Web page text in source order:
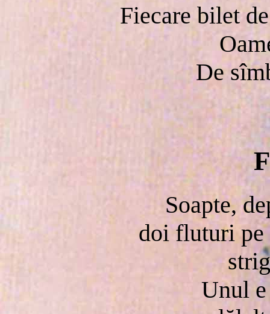
Fiecare bilet
De
Soapte,
doi fluturi pe
Unul